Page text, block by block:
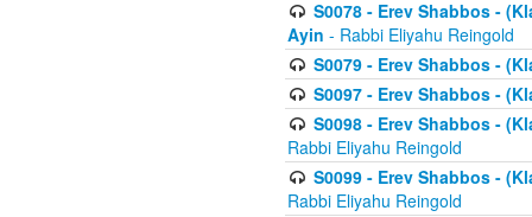
S0078 - Erev Shabbos -
Ayin - Rabbi Eliyahu Reingold
S0079 - Erev Shabbos -
S0097 - Erev Shabbos -
S0098 - Erev Shabbos -
Rabbi Eliyahu Reingold
S0099 - Erev Shabbos -
Rabbi Eliyahu Reingold